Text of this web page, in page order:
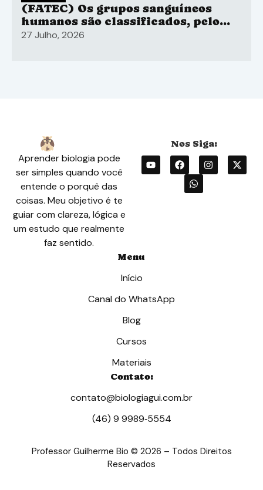
(FATEC) Os grupos sanguíneos
humanos são classificados, pelo
sistema ABO
27 Julho, 2026
Aprender biologia pode
ser simples quando você
entende o porquê das
coisas. Meu objetivo é te
guiar com clareza, lógica e
um estudo que realmente
faz sentido.
Menu
Início
Canal do WhatsApp
Blog
Cursos
Materiais
Contato:
contato@biologiagui.com.br
(46) 9 9989‑5554‬
Professor Guilherme Bio © 2026 – Todos Direitos
Reservados